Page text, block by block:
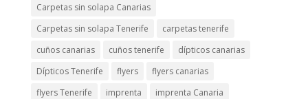
Carpetas sin solapa Canarias
Carpetas sin solapa Tenerife
carpetas tenerife
cuños canarias
cuños tenerife
dípticos canarias
Dípticos Tenerife
flyers
flyers canarias
flyers Tenerife
imprenta
imprenta Canaria